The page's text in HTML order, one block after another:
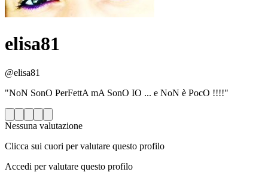
elisa81
@elisa81
"NoN SonO PerFettA mA SonO IO ... e NoN è PocO !!!!"
Nessuna valutazione
Clicca sui cuori per valutare questo profilo
Accedi per valutare questo profilo